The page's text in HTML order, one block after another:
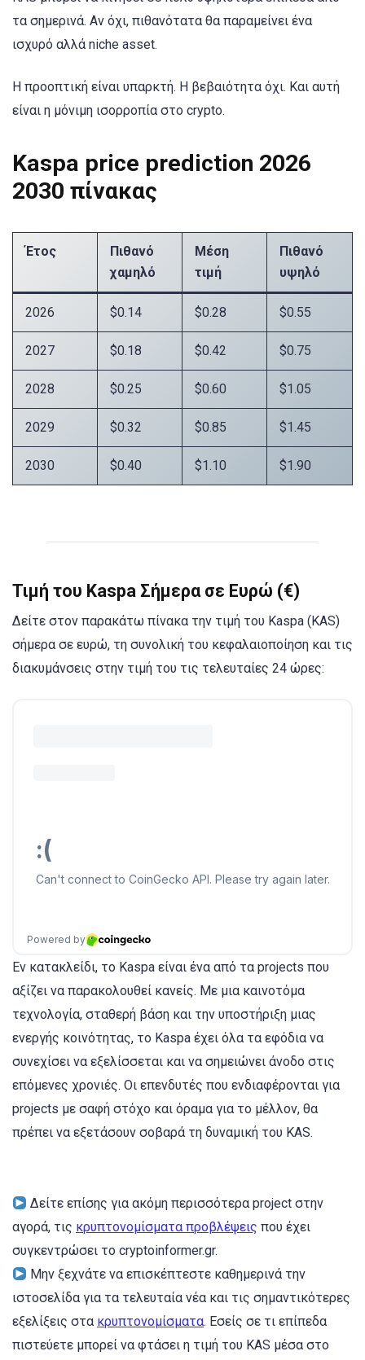
τα σημερινά. Αν όχι, πιθανότατα θα παραμείνει ένα
ισχυρό αλλά niche asset.
Η προοπτική είναι υπαρκτή. Η βεβαιότητα όχι. Και αυτή
είναι η μόνιμη ισορροπία στο crypto.
Kaspa price prediction 2026
2030 πίνακας
Έτος
Πιθανό
χαμηλό
Μέση
τιμή
Πιθανό
υψηλό
2026 $0.14 $0.28 $0.55
2027 $0.18 $0.42 $0.75
2028 $0.25 $0.60 $1.05
2029 $0.32 $0.85 $1.45
2030 $0.40 $1.10 $1.90
Τιμή του Kaspa Σήμερα σε Ευρώ (€)
Δείτε στον παρακάτω πίνακα την τιμή του Kaspa (KAS)
σήμερα σε ευρώ, τη συνολική του κεφαλαιοποίηση και τις
διακυμάνσεις στην τιμή του τις τελευταίες 24 ώρες:
Εν κατακλείδι, το Kaspa είναι ένα από τα projects που
αξίζει να παρακολουθεί κανείς. Με μια καινοτόμα
τεχνολογία, σταθερή βάση και την υποστήριξη μιας
ενεργής κοινότητας, το Kaspa έχει όλα τα εφόδια να
συνεχίσει να εξελίσσεται και να σημειώνει άνοδο στις
επόμενες χρονιές. Οι επενδυτές που ενδιαφέρονται για
projects με σαφή στόχο και όραμα για το μέλλον, θα
πρέπει να εξετάσουν σοβαρά τη δυναμική του KAS.
Δείτε επίσης για ακόμη περισσότερα project στην
αγορά, τις κρυπτονομίσματα προβλέψεις που έχει
συγκεντρώσει το cryptoinformer.gr.
Μην ξεχνάτε να επισκέπτεστε καθημερινά την
ιστοσελίδα για τα τελευταία νέα και τις σημαντικότερες
εξελίξεις στα κρυπτονομίσματα. Εσείς σε τι επίπεδα
πιστεύετε μπορεί να φτάσει η τιμή του KAS μέσα στο